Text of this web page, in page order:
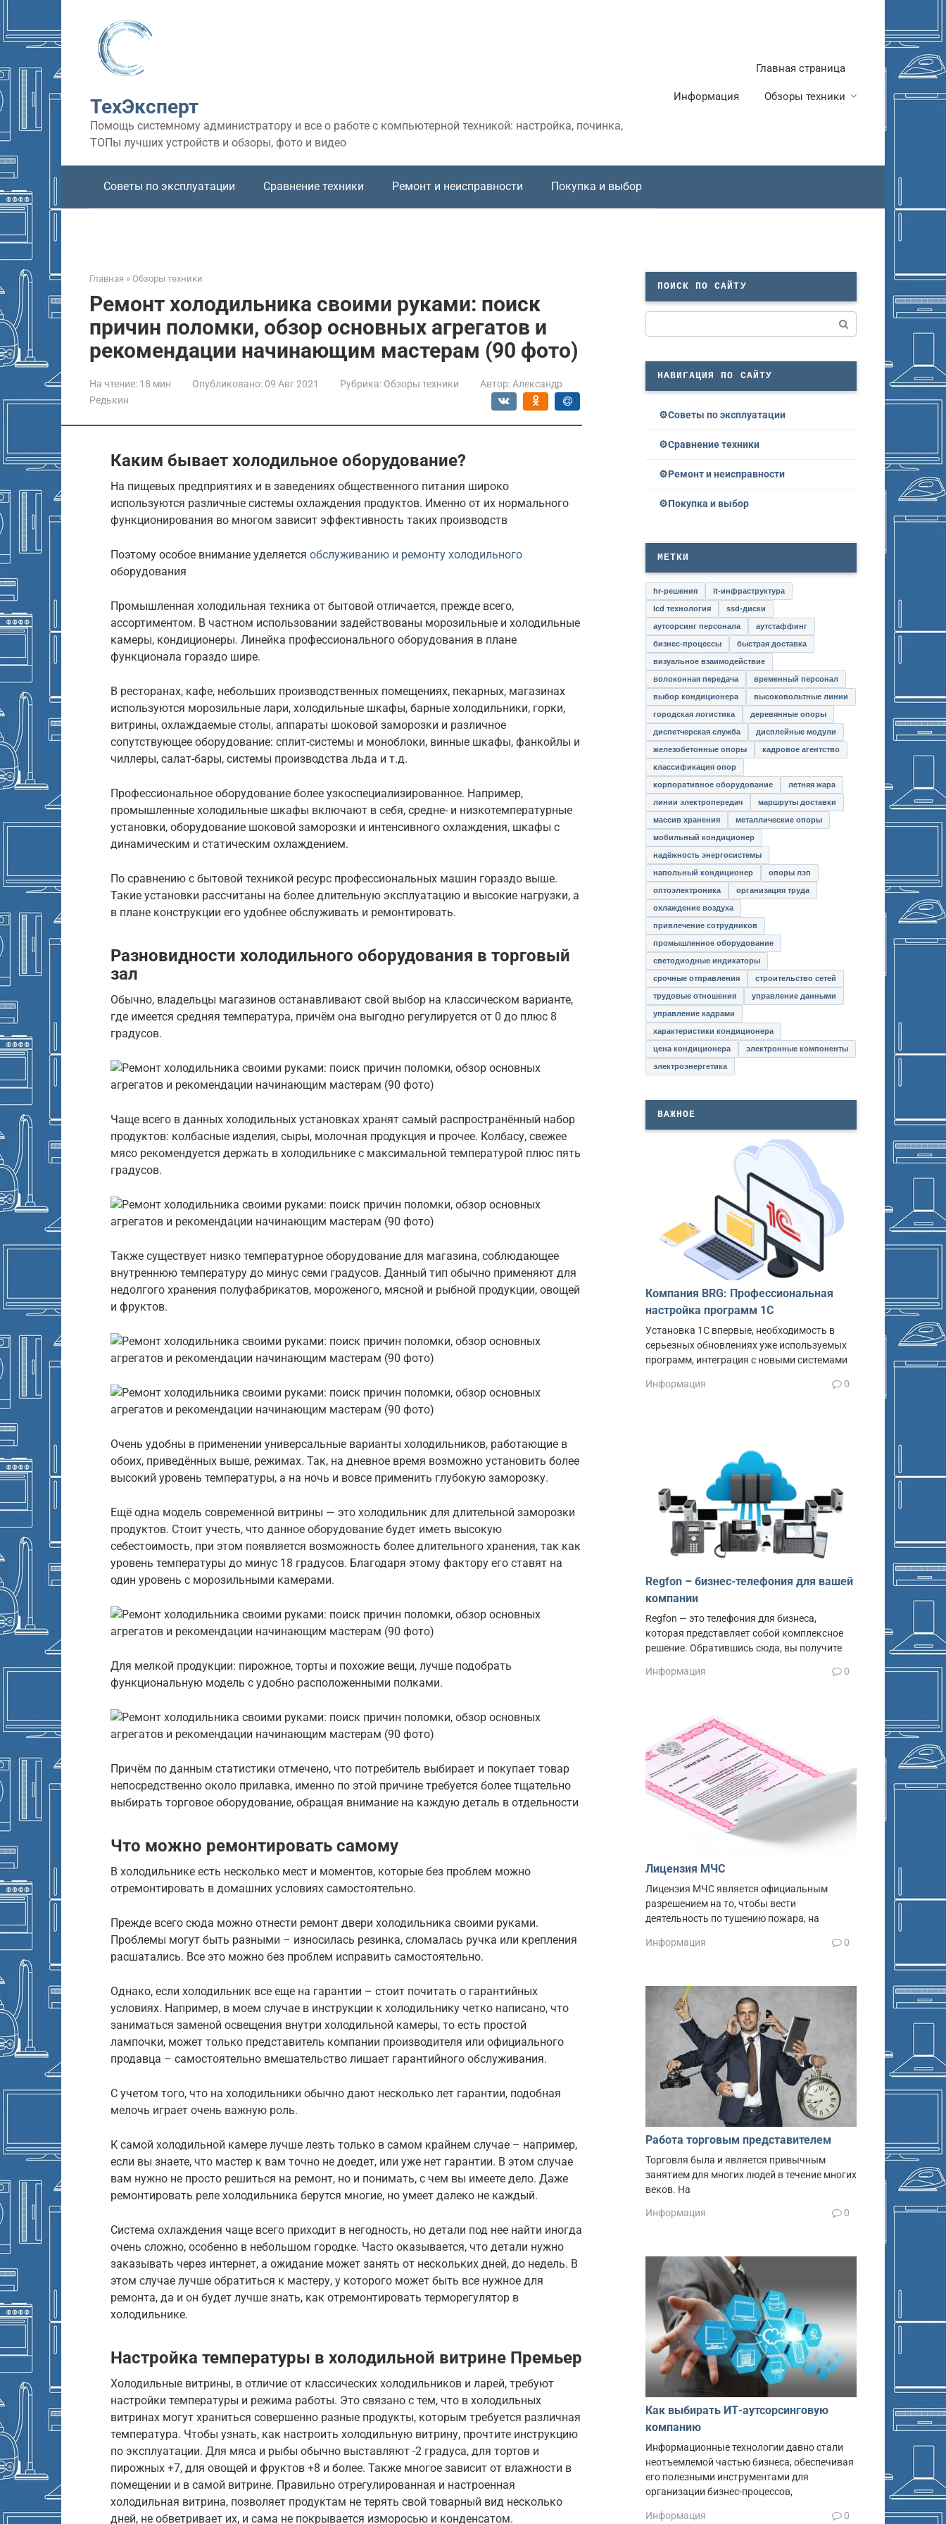
контенту
ТехЭксперт
Помощь системному администратору и все о работе с компьютерной техникой: настройка, починка,
ТОПы лучших устройств и обзоры, фото и видео
Главная страница
Информация Обзоры техники
Советы по эксплуатации Сравнение техники Ремонт и неисправности Покупка и выбор
Главная » Обзоры техники
Ремонт холодильника своими руками: поиск
причин поломки, обзор основных агрегатов и
рекомендации начинающим мастерам (90 фото)
На чтение: 18 мин Опубликовано: 09 Авг 2021 Рубрика: Обзоры техники Автор: Александр
Редькин
Каким бывает холодильное оборудование?
На пищевых предприятиях и в заведениях общественного питания широко
используются различные системы охлаждения продуктов. Именно от их нормального
функционирования во многом зависит эффективность таких производств
Поэтому особое внимание уделяется обслуживанию и ремонту холодильного
оборудования
Промышленная холодильная техника от бытовой отличается, прежде всего,
ассортиментом. В частном использовании задействованы морозильные и холодильные
камеры, кондиционеры. Линейка профессионального оборудования в плане
функционала гораздо шире.
В ресторанах, кафе, небольших производственных помещениях, пекарных, магазинах
используются морозильные лари, холодильные шкафы, барные холодильники, горки,
витрины, охлаждаемые столы, аппараты шоковой заморозки и различное
сопутствующее оборудование: сплит-системы и моноблоки, винные шкафы, фанкойлы и
чиллеры, салат-бары, системы производства льда и т.д.
Профессиональное оборудование более узкоспециализированное. Например,
промышленные холодильные шкафы включают в себя, средне- и низкотемпературные
установки, оборудование шоковой заморозки и интенсивного охлаждения, шкафы с
динамическим и статическим охлаждением.
По сравнению с бытовой техникой ресурс профессиональных машин гораздо выше.
Такие установки рассчитаны на более длительную эксплуатацию и высокие нагрузки, а
в плане конструкции его удобнее обслуживать и ремонтировать.
Разновидности холодильного оборудования в торговый
зал
Обычно, владельцы магазинов останавливают свой выбор на классическом варианте,
где имеется средняя температура, причём она выгодно регулируется от 0 до плюс 8
градусов.
Чаще всего в данных холодильных установках хранят самый распространённый набор
продуктов: колбасные изделия, сыры, молочная продукция и прочее. Колбасу, свежее
мясо рекомендуется держать в холодильнике с максимальной температурой плюс пять
градусов.
Также существует низко температурное оборудование для магазина, соблюдающее
внутреннюю температуру до минус семи градусов. Данный тип обычно применяют для
недолгого хранения полуфабрикатов, мороженого, мясной и рыбной продукции, овощей
и фруктов.
Очень удобны в применении универсальные варианты холодильников, работающие в
обоих, приведённых выше, режимах. Так, на дневное время возможно установить более
высокий уровень температуры, а на ночь и вовсе применить глубокую заморозку.
Ещё одна модель современной витрины — это холодильник для длительной заморозки
продуктов. Стоит учесть, что данное оборудование будет иметь высокую
себестоимость, при этом появляется возможность более длительного хранения, так как
уровень температуры до минус 18 градусов. Благодаря этому фактору его ставят на
один уровень с морозильными камерами.
Для мелкой продукции: пирожное, торты и похожие вещи, лучше подобрать
функциональную модель с удобно расположенными полками.
Причём по данным статистики отмечено, что потребитель выбирает и покупает товар
непосредственно около прилавка, именно по этой причине требуется более тщательно
выбирать торговое оборудование, обращая внимание на каждую деталь в отдельности
Что можно ремонтировать самому
В холодильнике есть несколько мест и моментов, которые без проблем можно
отремонтировать в домашних условиях самостоятельно.
Прежде всего сюда можно отнести ремонт двери холодильника своими руками.
Проблемы могут быть разными – износилась резинка, сломалась ручка или крепления
расшатались. Все это можно без проблем исправить самостоятельно.
Однако, если холодильник все еще на гарантии – стоит почитать о гарантийных
условиях. Например, в моем случае в инструкции к холодильнику четко написано, что
заниматься заменой освещения внутри холодильной камеры, то есть простой
лампочки, может только представитель компании производителя или официального
продавца – самостоятельно вмешательство лишает гарантийного обслуживания.
С учетом того, что на холодильники обычно дают несколько лет гарантии, подобная
мелочь играет очень важную роль.
К самой холодильной камере лучше лезть только в самом крайнем случае – например,
если вы знаете, что мастер к вам точно не доедет, или уже нет гарантии. В этом случае
вам нужно не просто решиться на ремонт, но и понимать, с чем вы имеете дело. Даже
ремонтировать реле холодильника берутся многие, но умеет далеко не каждый.
Система охлаждения чаще всего приходит в негодность, но детали под нее найти иногда
очень сложно, особенно в небольшом городке. Часто оказывается, что детали нужно
заказывать через интернет, а ожидание может занять от нескольких дней, до недель. В
этом случае лучше обратиться к мастеру, у которого может быть все нужное для
ремонта, да и он будет лучше знать, как отремонтировать терморегулятор в
холодильнике.
Настройка температуры в холодильной витрине Премьер
Холодильные витрины, в отличие от классических холодильников и ларей, требуют
настройки температуры и режима работы. Это связано с тем, что в холодильных
витринах могут храниться совершенно разные продукты, которым требуется различная
температура. Чтобы узнать, как настроить холодильную витрину, прочтите инструкцию
по эксплуатации. Для мяса и рыбы обычно выставляют -2 градуса, для тортов и
пирожных +7, для овощей и фруктов +8 и более. Также многое зависит от влажности в
помещении и в самой витрине. Правильно отрегулированная и настроенная
холодильная витрина, позволяет продуктам не терять свой товарный вид несколько
дней, не обветривает их, и сама не покрывается изморосью и конденсатом.
ПОИСК ПО САЙТУ
НАВИГАЦИЯ ПО САЙТУ
Советы по эксплуатации
Сравнение техники
Ремонт и неисправности
Покупка и выбор
МЕТКИ
hr-решения it-инфраструктура
lcd технология ssd-диски
аутсорсинг персонала аутстаффинг
бизнес-процессы быстрая доставка
визуальное взаимодействие
волоконная передача временный персонал
выбор кондиционера высоковольтные линии
городская логистика деревянные опоры
диспетчерская служба дисплейные модули
железобетонные опоры кадровое агентство
классификация опор
корпоративное оборудование летняя жара
линии электропередач маршруты доставки
массив хранения металлические опоры
мобильный кондиционер
надёжность энергосистемы
напольный кондиционер опоры лэп
оптоэлектроника организация труда
охлаждение воздуха
привлечение сотрудников
промышленное оборудование
светодиодные индикаторы
срочные отправления строительство сетей
трудовые отношения управление данными
управление кадрами
характеристики кондиционера
цена кондиционера электронные компоненты
электроэнергетика
ВАЖНОЕ
Компания BRG: Профессиональная
настройка программ 1С
Установка 1С впервые, необходимость в
серьезных обновлениях уже используемых
программ, интеграция с новыми системами
Информация 0
Regfon – бизнес-телефония для вашей
компании
Regfon — это телефония для бизнеса,
которая представляет собой комплексное
решение. Обратившись сюда, вы получите
Информация 0
Лицензия МЧС
Лицензия МЧС является официальным
разрешением на то, чтобы вести
деятельность по тушению пожара, на
Информация 0
Работа торговым представителем
Торговля была и является привычным
занятием для многих людей в течение многих
веков. На
Информация 0
Как выбирать ИТ-аутсорсинговую
компанию
Информационные технологии давно стали
неотъемлемой частью бизнеса, обеспечивая
его полезными инструментами для
организации бизнес-процессов,
Информация 0